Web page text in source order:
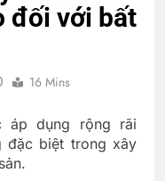
đối với bất
16 Mins
áp dụng rộng rãi
đặc biệt trong xây